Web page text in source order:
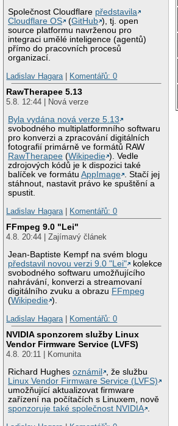
Společnost Cloudflare představila
Cloudflare OS
(GitHub ), tj. open
source platformu navrženou pro
integraci umělé inteligence (agentů)
přímo do pracovních procesů
organizací.
Ladislav Hagara
Komentářů: 0
RawTherapee 5.13
5.8. 12:44 | Nová verze
Byla vydána nová verze 5.13
svobodného multiplatformního softwaru
pro konverzi a zpracování digitálních
fotografií primárně ve formátů RAW
RawTherapee (Wikipedie ). Vedle
zdrojových kódů je k dispozici také
balíček ve formátuAppImage . Stačí jej
stáhnout, nastavit právo ke spuštění a
spustit.
Ladislav Hagara
Komentářů: 0
FFmpeg 9.0 "Lei"
4.8. 20:44 | Zajímavý článek
Jean-Baptiste Kempf na svém blogu
představil novou verzi 9.0 "Lei"
kolekce
svobodného softwaru umožňujícího
nahrávání, konverzi a streamovaní
digitálního zvuku a obrazu FFmpeg
(Wikipedie ).
Ladislav Hagara
Komentářů: 0
NVIDIA sponzorem služby Linux
Vendor Firmware Service (LVFS)
4.8. 20:11 | Komunita
Richard Hughesoznámil
, že službu
Linux Vendor Firmware Service (LVFS)
umožňující aktualizovat firmware
zařízení na počítačích s Linuxem, nově
sponzoruje také společnost NVIDIA .